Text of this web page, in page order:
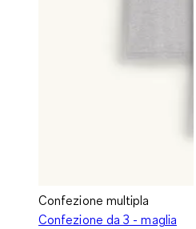
Confezione multipla
Confezione da 3 - maglia